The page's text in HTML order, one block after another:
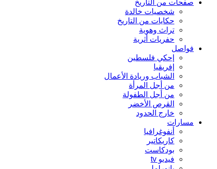
صفحات من التاريخ
شخصيات خالدة
حكايات من التاريخ
تراث وهوية
حفريات أثرية
فواصل
إحكي فلسطين
إفريقيا
الشباب وريادة الأعمال
من أجل المرأة
من أجل الطفولة
القرص الأخضر
خارج الحدود
مسارات
أنفوغرافيا
كاريكاتير
بودكاست
فيديو tv